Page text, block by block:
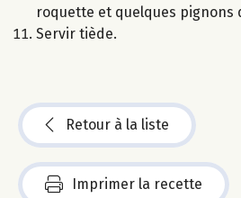
roquette et quelques pignons
Servir tiède.
Retour à la liste
Imprimer la recette